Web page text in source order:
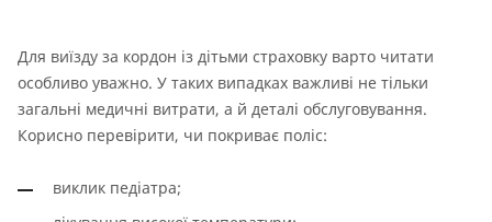
Для виїзду за кордон із дітьми страховку варто читати
особливо уважно. У таких випадках важливі не тільки
загальні медичні витрати, а й деталі обслуговування.
Корисно перевірити, чи покриває поліс:
виклик педіатра;